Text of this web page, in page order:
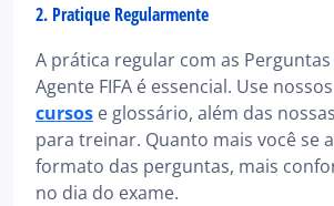
2. Pratique Regularmente
A prática regular com as
Agente FIFA é essencial. Use
cursos e glossário, além das
para treinar. Quanto mais você se
formato das perguntas, mais
no dia do exame.